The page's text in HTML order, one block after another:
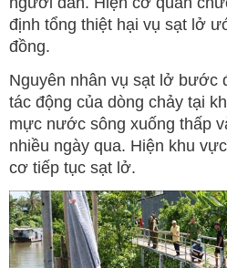
định tổng thiệt hại vụ sạt lở
đồng.
Nguyên nhân vụ sạt lở bước
tác động của dòng chảy tại
mực nước sông xuống thấp
nhiều ngày qua. Hiện khu
cơ tiếp tục sạt lở.